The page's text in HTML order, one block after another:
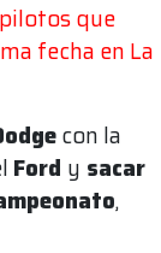
que
fecha en La
con la
Ford y sacar
,